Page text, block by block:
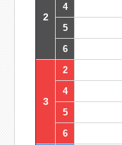
2
4
5
6
3
2
4
5
6